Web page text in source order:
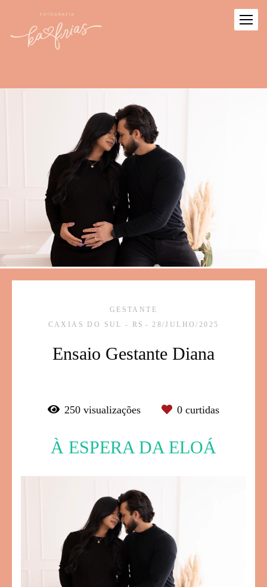
GESTANTE
CAXIAS DO SUL - RS
28/JULHO/2025
Ensaio Gestante Diana
250 visualizações 0 curtidas
À ESPERA DA ELOÁ